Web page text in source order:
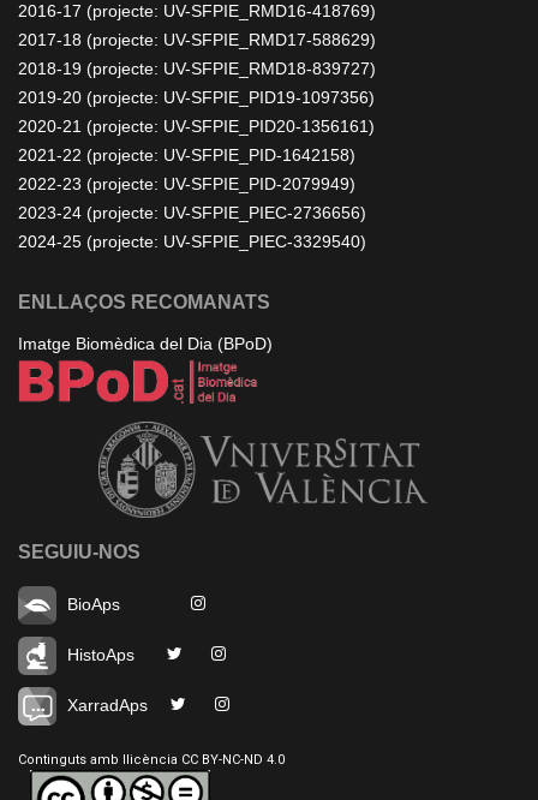
2016-17 (projecte: UV-SFPIE_RMD16-418769)
2017-18 (projecte: UV-SFPIE_RMD17-588629)
2018-19 (projecte: UV-SFPIE_RMD18-839727)
2019-20 (projecte: UV-SFPIE_PID19-1097356)
2020-21 (projecte: UV-SFPIE_PID20-1356161)
2021-22 (projecte: UV-SFPIE_PID-1642158)
2022-23 (projecte: UV-SFPIE_PID-2079949)
2023-24 (projecte: UV-SFPIE_PIEC-2736656)
2024-25 (projecte: UV-SFPIE_PIEC-3329540)
ENLLAÇOS RECOMANATS
Imatge Biomèdica del Dia (BPoD)
SEGUIU-NOS
BioAps
HistoAps
XarradAps
Continguts amb llicència CC BY-NC-ND 4.0